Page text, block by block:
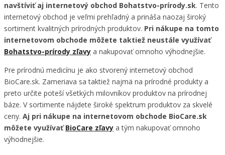
navštíviť aj internetový obchod Bohatstvo-prírody.sk. Tento
internetový obchod je veľmi prehľadný a prináša naozaj široký
sortiment kvalitných prírodných produktov. Pri nákupe na tomto
internetovom obchode môžete taktiež neustále využívať
Bohatstvo-prírody zľavy a nakupovať omnoho výhodnejšie.
Pre prírodnú medicínu je ako stvorený internetový obchod
BioCare.sk. Zameriava sa taktiež najmä na prírodné produkty a
preto určite poteší všetkých milovníkov produktov na prírodnej
báze. V sortimente nájdete široké spektrum produktov za skvelé
ceny. Aj pri nákupe na internetovom obchode BioCare.sk
môžete využívaťBioCare zľavy a tým nakupovať omnoho
výhodnejšie.